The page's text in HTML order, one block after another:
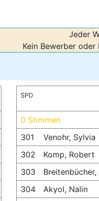
Jeder
Kein Bewerber
SPD
0 Stimmen
301
Venohr, Sylvia
302
Komp, Robert
303
304
Akyol, Nalin